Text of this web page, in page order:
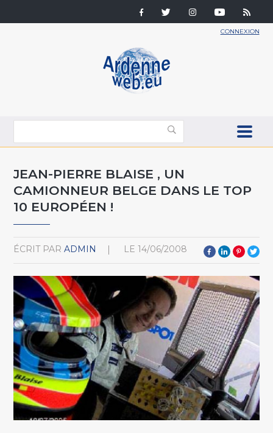
CONNEXION
JEAN-PIERRE BLAISE , UN
CAMIONNEUR BELGE DANS LE TOP
10 EUROPÉEN !
ÉCRIT PAR ADMIN LE 14/06/2008